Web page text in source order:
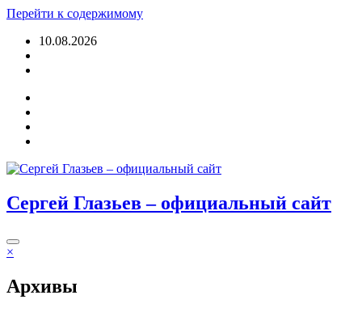
Перейти к содержимому
10.08.2026
Сергей Глазьев – официальный сайт
×
Архивы